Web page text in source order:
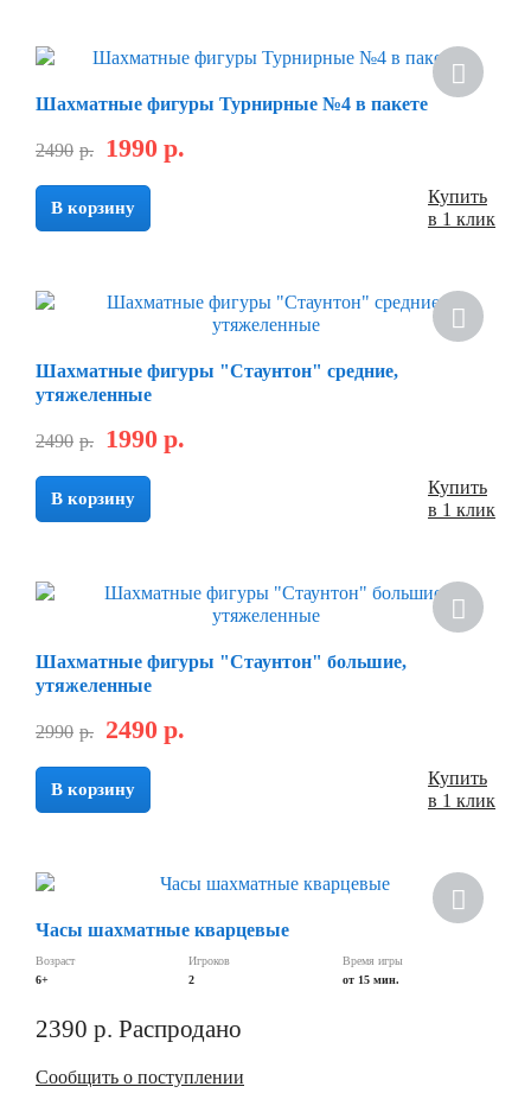
Шахматные фигуры Турнирные №4 в пакете
2490 р. 1990 р.
В корзину
Купить
в 1 клик
Шахматные фигуры "Стаунтон" средние,
утяжеленные
2490 р. 1990 р.
В корзину
Купить
в 1 клик
Шахматные фигуры "Стаунтон" большие,
утяжеленные
2990 р. 2490 р.
В корзину
Купить
в 1 клик
Часы шахматные кварцевые
Возраст
6+
Игроков
2
Время игры
от 15 мин.
2390 р. Распродано
Сообщить о поступлении